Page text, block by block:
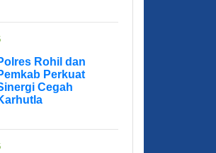
Rohil dan
Perkuat
Cegah